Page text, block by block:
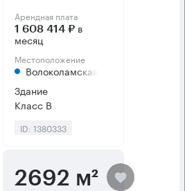
Арендная плата
1 608 414 ₽ в
месяц
Местоположение
Волоколамская
Здание
Класс B
ID: 1380333
2692 м²